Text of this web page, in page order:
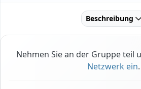
Beschreibung
Nehmen Sie an der Gruppe teil
Netzwerk ein.